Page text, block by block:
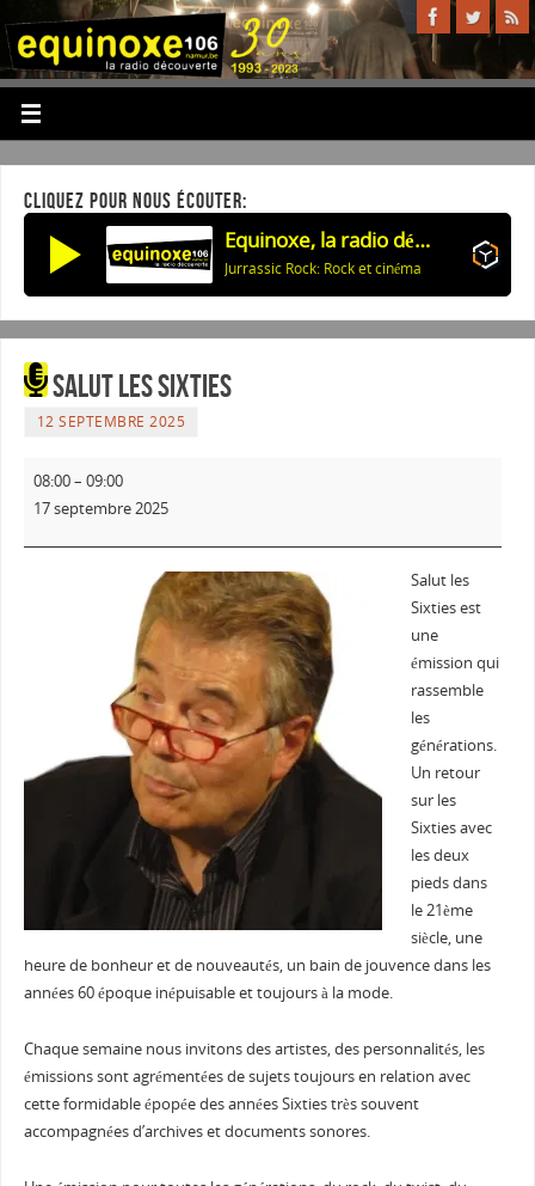
CLIQUEZ POUR NOUS ÉCOUTER:
Equinoxe, la radio découverte
Jurrassic Rock: Rock et cinéma
Salut les sixties
12 SEPTEMBRE 2025
08:00– 09:00
17 septembre 2025
Salut les
Sixties est
une
émission qui
rassemble
les
générations.
Un retour
sur les
Sixties avec
les deux
pieds dans
le 21ème
siècle, une
heure de bonheur et de nouveautés, un bain de jouvence dans les
années 60 époque inépuisable et toujours à la mode.
Chaque semaine nous invitons des artistes, des personnalités, les
émissions sont agrémentées de sujets toujours en relation avec
cette formidable épopée des années Sixties très souvent
accompagnées d’archives et documents sonores.